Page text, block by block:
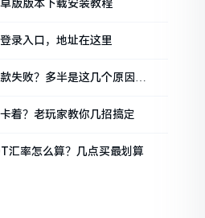
版版本下载安装教程
录入口，地址在这里
失败？多半是这几个原因闹
着？老玩家教你几招搞定
汇率怎么算？几点买最划算